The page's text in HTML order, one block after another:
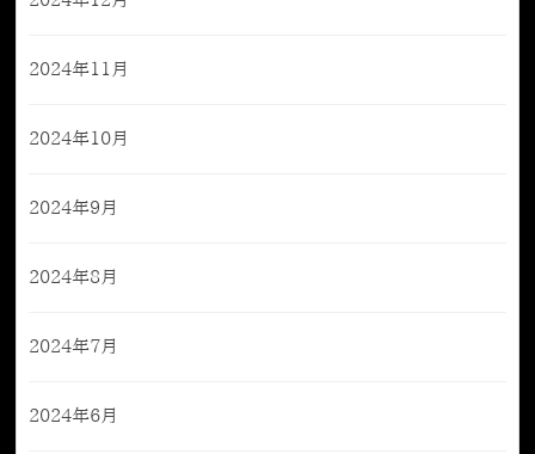
2024年11月
2024年10月
2024年9月
2024年8月
2024年7月
2024年6月